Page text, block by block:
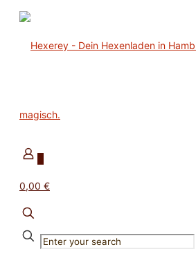
0,00 €